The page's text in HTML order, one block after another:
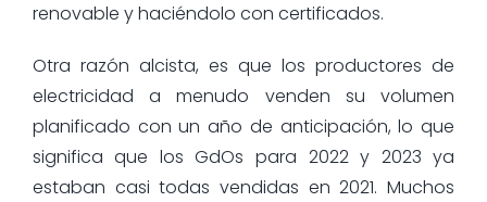
renovable y haciéndolo con certificados.
Otra razón alcista, es que los productores de
electricidad a menudo venden su volumen
planificado con un año de anticipación, lo que
significa que los GdOs para 2022 y 2023 ya
estaban casi todas vendidas en 2021. Muchos